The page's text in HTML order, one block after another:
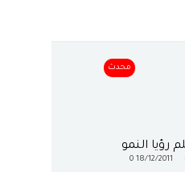
محدث
رؤيا النمو
18/12/2011
0